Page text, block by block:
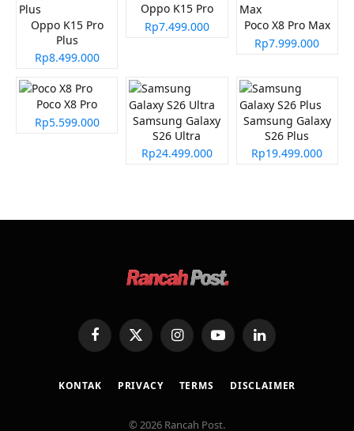
Oppo K15 Pro
Plus
Rp8.499.000
Oppo K15 Pro
Rp7.499.000
Poco X8 Pro Max
Rp7.999.000
Poco X8 Pro
Rp5.599.000
Samsung Galaxy
S26 Ultra
Rp24.499.000
Samsung Galaxy
S26 Plus
Rp19.499.000
FacebookX
(Twitter)
InstagramYouTubeLinkedIn
KONTAK PRIVACY TERMS DISCLAIMER
© 2026 Rancah Post.